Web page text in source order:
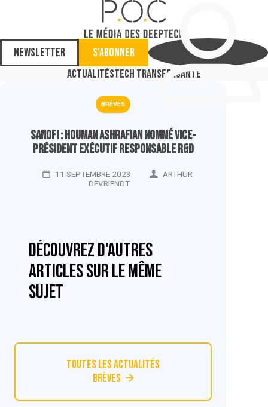
Newsletter
S'abonner
ActualitésTech TransferSanté
BRÈVES
Sanofi : Houman Ashrafian nommé vice-
président exécutif responsable R&D
11 SEPTEMBRE 2023
ARTHUR
DEVRIENDT
Découvrez d'autres
articles sur le même
sujet
Toutes les actualités
Brèves